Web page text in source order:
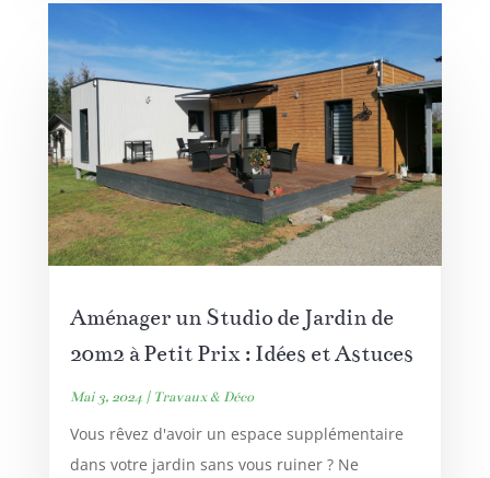
Aménager un Studio de Jardin de
20m2 à Petit Prix : Idées et Astuces
Mai 3, 2024| Travaux & Déco
Vous rêvez d'avoir un espace supplémentaire
dans votre jardin sans vous ruiner ? Ne